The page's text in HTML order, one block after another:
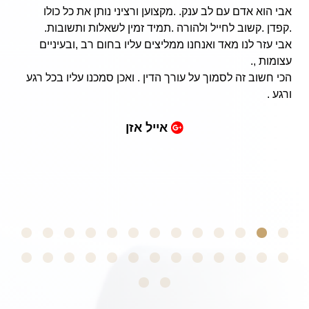
אבי הוא אדם עם לב ענק. .מקצוען ורציני נותן את כל כולו
.קפדן .קשוב לחייל ולהורה .תמיד זמין לשאלות ותשובות.
אבי עזר לנו מאד ואנחנו ממליצים עליו בחום רב ,ובעיניים
עצומות ,.
הכי חשוב זה לסמוך על עורך הדין . ואכן סמכנו עליו בכל רגע
ורגע .
אייל אזן